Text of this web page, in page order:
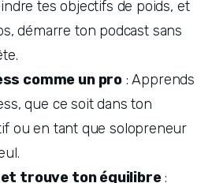
tes objectifs de poids, et
démarre ton podcast sans
comme un pro : Apprends
que ce soit dans ton
ou en tant que solopreneur
trouve ton équilibre :